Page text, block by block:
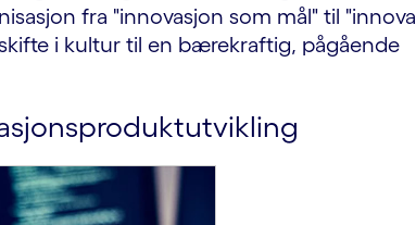
fra "innovasjon som mål" til
i kultur til en bærekraftig, pågående